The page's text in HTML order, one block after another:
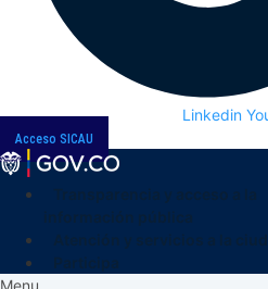
Linkedin
Acceso SICAU